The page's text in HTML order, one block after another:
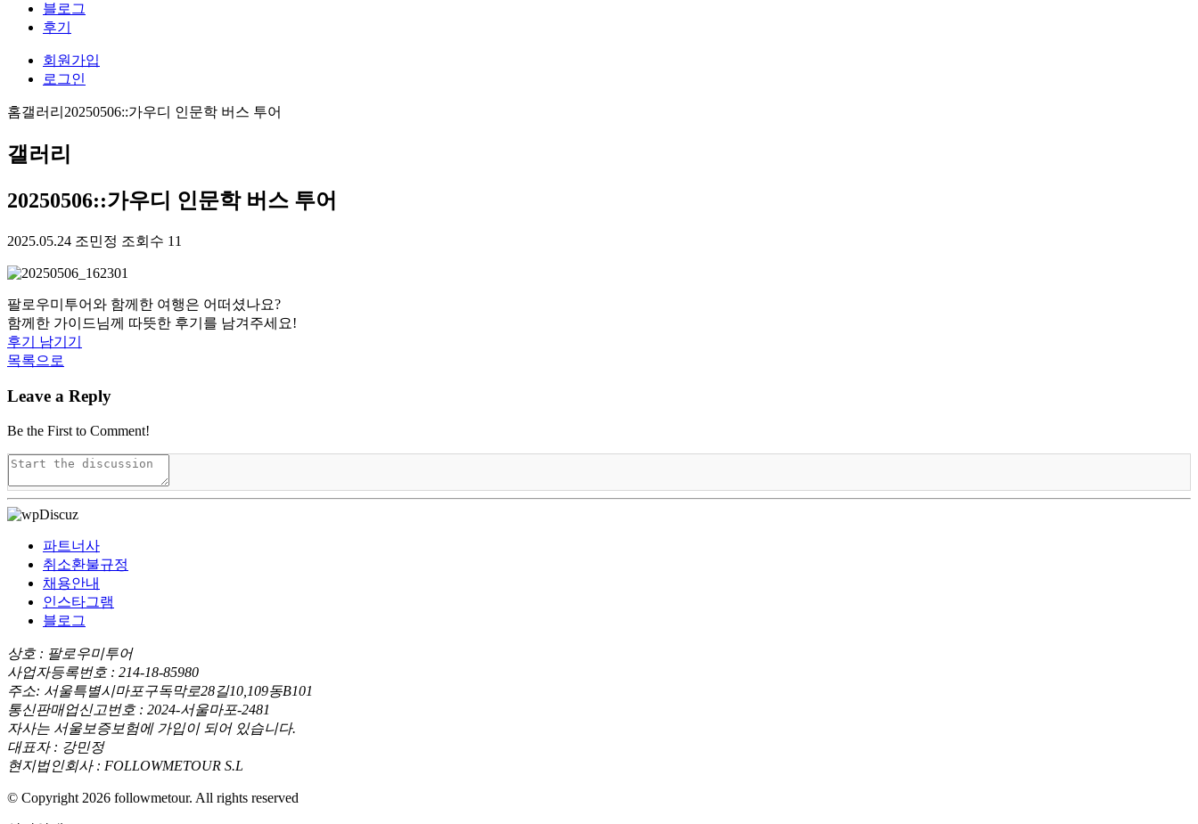
블로그
후기
회원가입
로그인
홈갤러리 20250506::가우디 인문학 버스 투어
갤러리
20250506::가우디 인문학 버스 투어
2025.05.24 조민정 조회수 11
팔로우미투어와 함께한 여행은 어떠셨나요?
함께한 가이드님께 따뜻한 후기를 남겨주세요!
후기 남기기
목록으로
Leave a Reply
Be the First to Comment!
파트너사
취소환불규정
채용안내
인스타그램
블로그
상호 : 팔로우미투어
사업자등록번호 : 214-18-85980
주소: 서울특별시마포구독막로28길10,109동B101
통신판매업신고번호 : 2024-서울마포-2481
자사는 서울보증보험에 가입이 되어 있습니다.
대표자 : 강민정
현지법인회사 : FOLLOWMETOUR S.L
© Copyright 2026 followmetour. All rights reserved